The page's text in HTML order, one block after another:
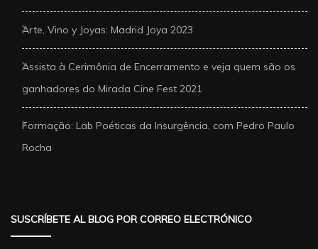
Arte, Vino y Joyas: Madrid Joya 2023
Assista à Cerimônia de Encerramento e veja quem são os
ganhadores do Mirada Cine Fest 2021
Formação: Lab Poéticas da Insurgência, com Pedro Paulo
Rocha
SUSCRÍBETE AL BLOG POR CORREO ELECTRÓNICO